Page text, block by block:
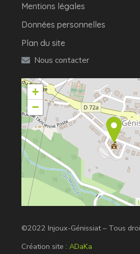
Mentions légales
Données personnelles
Plan du site
Nous contacter
+
−
©2022 Injoux-Génissiat – Tous
Création site :ADaKa